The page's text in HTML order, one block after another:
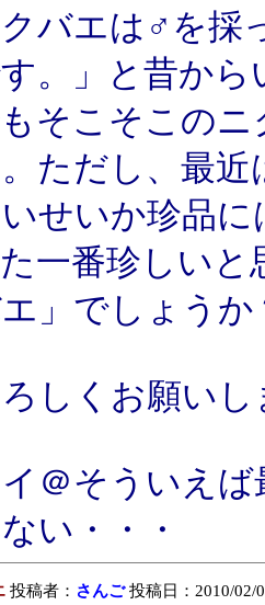
バエは♂を採
。」と昔か
そこそこの
ただし、最
せいか珍品
一番珍しい
」でしょう
しくお願いし
＠そういえ
い・・・
投稿者： さんご投稿日：2010/02/